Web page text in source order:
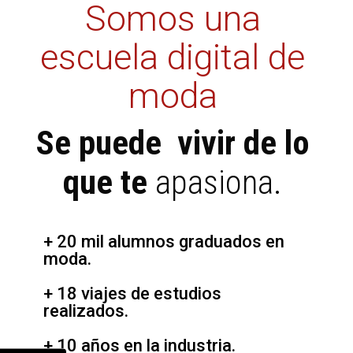
Somos una
escuela digital de
moda
Se puede vivir de lo
que te apasiona.
+ 20 mil alumnos graduados en
moda.
+ 18 viajes de estudios
realizados.
+ 10 años en la industria.